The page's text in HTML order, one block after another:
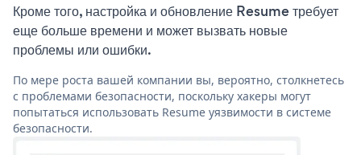
Кроме того, настройка и обновление Resume требует
еще больше времени и может вызвать новые
проблемы или ошибки.
По мере роста вашей компании вы, вероятно, столкнетесь
с проблемами безопасности, поскольку хакеры могут
попытаться использовать Resume уязвимости в системе
безопасности.